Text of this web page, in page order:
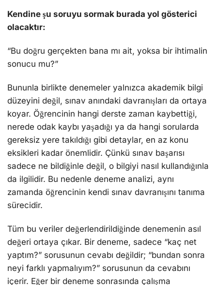
Kendine şu soruyu sormak burada yol gösterici
olacaktır:
“Bu doğru gerçekten bana mı ait, yoksa bir ihtimalin
sonucu mu?”
Bununla birlikte denemeler yalnızca akademik bilgi
düzeyini değil, sınav anındaki davranışları da ortaya
koyar. Öğrencinin hangi derste zaman kaybettiği,
nerede odak kaybı yaşadığı ya da hangi sorularda
gereksiz yere takıldığı gibi detaylar, en az konu
eksikleri kadar önemlidir. Çünkü sınav başarısı
sadece ne bildiğinle değil, o bilgiyi nasıl kullandığınla
da ilgilidir. Bu nedenle deneme analizi, aynı
zamanda öğrencinin kendi sınav davranışını tanıma
sürecidir.
Tüm bu veriler değerlendirildiğinde denemenin asıl
değeri ortaya çıkar. Bir deneme, sadece “kaç net
yaptım?” sorusunun cevabı değildir; “bundan sonra
neyi farklı yapmalıyım?” sorusunun da cevabını
içerir. Eğer bir deneme sonrasında çalışma